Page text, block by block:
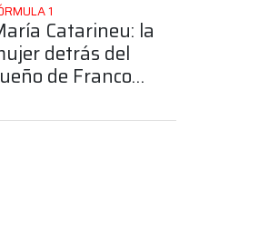
1
Catarineu: la
detrás del
de Franco
1